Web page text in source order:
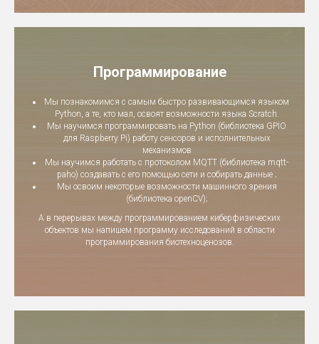
Программирование
Мы познакомимся с самым быстро развивающимся языком
Python, а те, кто мал, освоят возможности языка Scratch.
Мы научимся программировать на Python (библиотека GPIO
для Raspberry Pi) работу сенсоров и исполнительных
механизмов
Мы научимся работать с протоколом MQTT (библиотека mqtt-
paho) создавать с его помощью сети и собирать данные ;
Мы освоим некоторые возможности машинного зрения
(библиотека openCV);
А в перерывах между программированием киберфизических
объектов мы напишем программу исследований в области
программирования биотехноценозов.